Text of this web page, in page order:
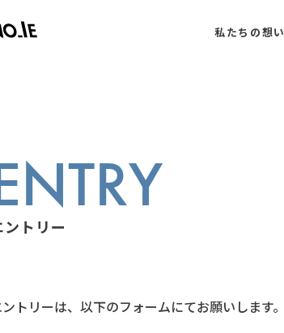
私たちの想い
ントリー
トリーは、以下のフォームにてお願いします。